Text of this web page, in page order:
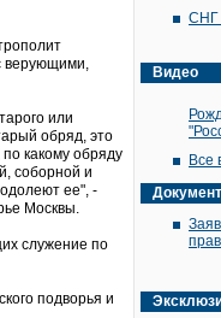
верующими,
или
обряд, это
какому обряду
соборной и
ее", -
Москвы.
служение по
подворья и
СНГ
Видео
Все